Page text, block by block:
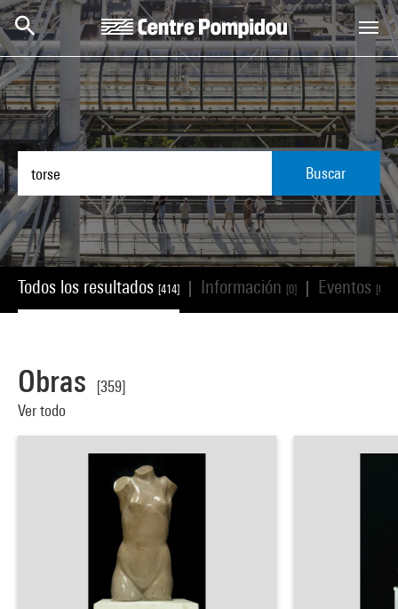
Skip to main content
Centre Pompidou
Buscar
Todos los resultados [414] Información [0] Eventos [0]
Obras
[359]
Ver todo